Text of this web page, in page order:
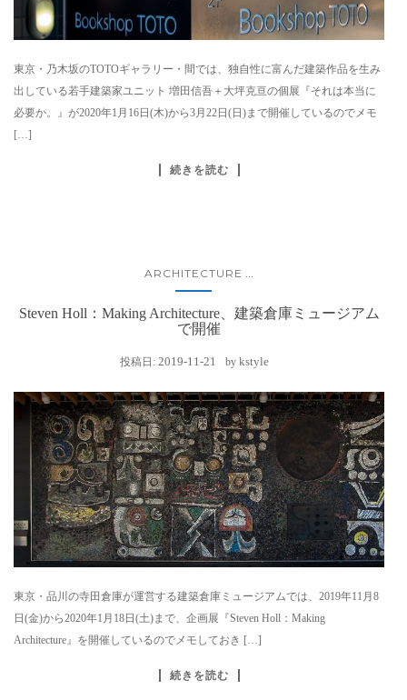
東京・乃木坂のTOTOギャラリー・間では、独自性に富んだ建築作品を生み
出している若手建築家ユニット 増田信吾＋大坪克亘の個展『それは本当に
必要か。』が2020年1月16日(木)から3月22日(日)まで開催しているのでメモ
[…]
続きを読む
ARCHITECTURE ...
Steven Holl：Making Architecture、建築倉庫ミュージアム
で開催
投稿日: 2019-11-21 by kstyle
東京・品川の寺田倉庫が運営する建築倉庫ミュージアムでは、2019年11月8
日(金)から2020年1月18日(土)まで、企画展『Steven Holl：Making
Architecture』を開催しているのでメモしておき […]
続きを読む